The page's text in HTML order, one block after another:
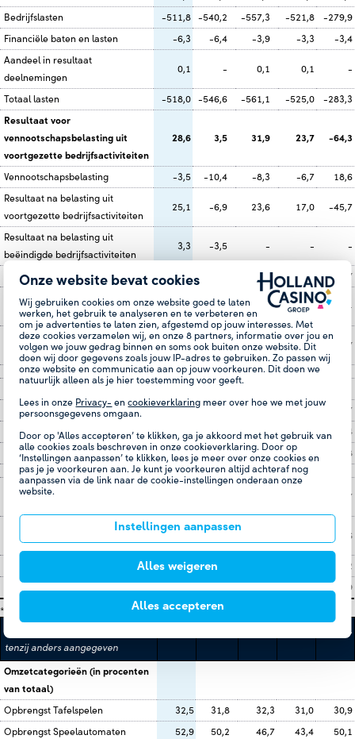
Onze website bevat cookies
Wij gebruiken cookies om onze website goed te laten
werken, het gebruik te analyseren en te verbeteren en
om je advertenties te laten zien, afgestemd op jouw interesses. Met
deze cookies verzamelen wij, en onze8 partners, informatie over jou en
volgen we jouw gedrag binnen en soms ook buiten onze website. Dit
doen wij door gegevens zoals jouw IP-adres te gebruiken. Zo passen wij
onze website en communicatie aan op jouw voorkeuren. Dit doen we
natuurlijk alleen als je hier toestemming voor geeft.
Lees in onze Privacy- encookieverklaring meer over hoe we met jouw
persoonsgegevens omgaan.
Door op 'Alles accepteren’ te klikken, ga je akkoord met het gebruik van
alle cookies zoals beschreven in onze cookieverklaring. Door op
‘Instellingen aanpassen’ te klikken, lees je meer over onze cookies en
pas je je voorkeuren aan. Je kunt je voorkeuren altijd achteraf nog
aanpassen via de link naar de cookie-instellingen onderaan onze
website.
Instellingen aanpassen
Alles weigeren
Alles accepteren
Bedrijfslasten
-511,8 -540,2 -557,3 -521,8
-279,9
Financiële baten en lasten
-6,3 -6,4 -3,9 -3,3
-3,4
Aandeel in resultaat
deelnemingen
0,1 - 0,1 0,1 -
Totaal lasten -518,0 -546,6 -561,1 -525,0
-283,3
Resultaat voor
vennootschapsbelasting uit
voortgezette bedrijfsactiviteiten
28,6 3,5 31,9 23,7 -64,3
Vennootschapsbelasting -3,5 -10,4 -8,3 -6,7
18,6
Resultaat na belasting uit
voortgezette bedrijfsactiviteiten
25,1 -6,9 23,6 17,0 -45,7
Resultaat na belasting uit
beëindigde bedrijfsactiviteiten
3,3 -3,5 - - -
Resultaat na belasting 28,4 17,0
-45,7
Totaal niet-gerealiseerde
resultaten, na belastingen
- - - - -
Totaal gerealiseerde en niet-
gerealiseerde resultaten
28,4 -10,4 23,6 17,0 -45,7
Eigen vermogen
196,8 156,4
139,7
Langlopende verplichtingen
278,2 301,3 340,7 395,7
459,4
Balanstotaal
672,6 661,4 733,3 763,2 732,8
Investeringen in materiële vaste
56,7
Kasstroom uit operationele
activiteiten
147,6
101,0 70,6
-1,2
-60,9
*
De vergelijkende cijfers zijn aangepast.
tenzij anders aangegeven
2021
Omzetcategorieën (in procenten
van totaal)
Opbrengst Tafelspelen
32,5 31,8 32,3 31,0
30,9
Opbrengst Speelautomaten
52,9 50,2 46,7 43,4
50,1